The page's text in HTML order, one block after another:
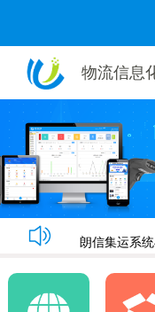
物流信息
恭喜“好管家
朗信集运系
朗信集运系
恭喜“好管家